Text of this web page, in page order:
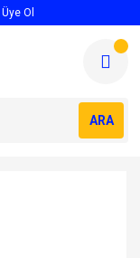
Üye Ol
ARA